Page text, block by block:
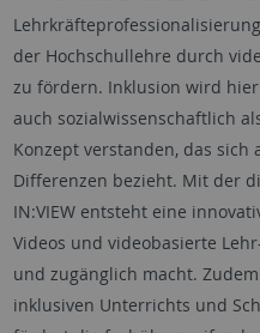
der Hochschullehre durch
zu fördern. Inklusion wird
auch sozialwissenschaftlich
Konzept verstanden, das sich
Differenzen bezieht. Mit der
IN:VIEW entsteht eine
Videos und videobasierte
und zugänglich macht.
inklusiven Unterrichts und